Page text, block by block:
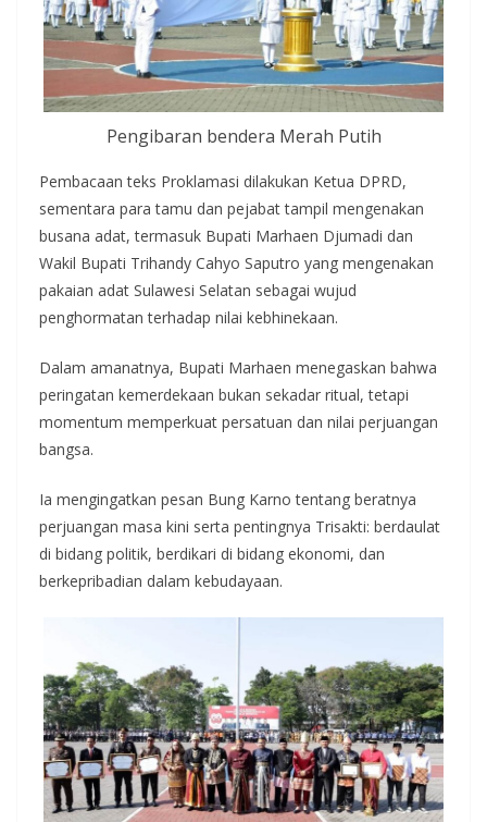
Pengibaran bendera Merah Putih
Pembacaan teks Proklamasi dilakukan Ketua DPRD,
sementara para tamu dan pejabat tampil mengenakan
busana adat, termasuk Bupati Marhaen Djumadi dan
Wakil Bupati Trihandy Cahyo Saputro yang mengenakan
pakaian adat Sulawesi Selatan sebagai wujud
penghormatan terhadap nilai kebhinekaan.
Dalam amanatnya, Bupati Marhaen menegaskan bahwa
peringatan kemerdekaan bukan sekadar ritual, tetapi
momentum memperkuat persatuan dan nilai perjuangan
bangsa.
Ia mengingatkan pesan Bung Karno tentang beratnya
perjuangan masa kini serta pentingnya Trisakti: berdaulat
di bidang politik, berdikari di bidang ekonomi, dan
berkepribadian dalam kebudayaan.